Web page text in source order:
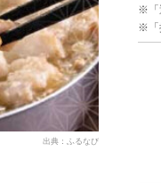
出典：ふるなび
※「
※「